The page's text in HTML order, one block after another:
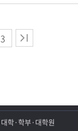
3
대학·학부·대학원